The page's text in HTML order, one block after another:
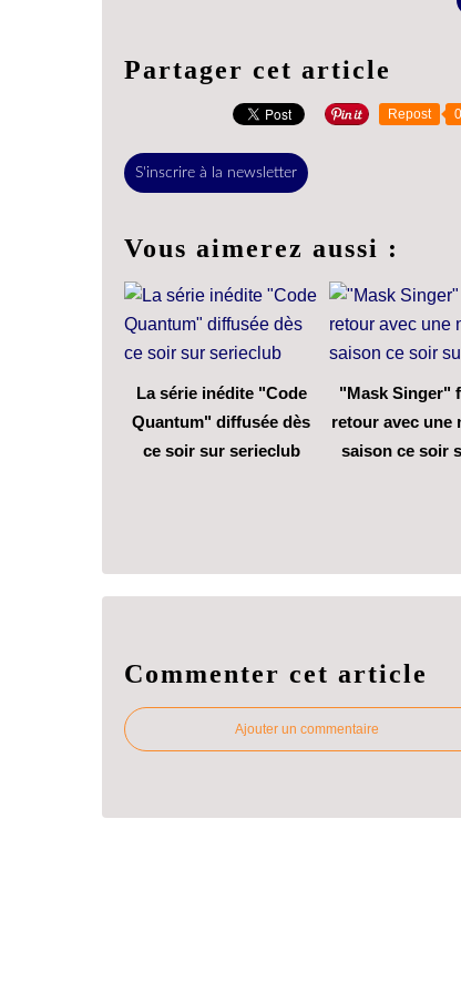
Partager cet article
Repost 0
S'inscrire à la newsletter
Vous aimerez aussi :
La série inédite "Code
Quantum" diffusée dès
ce soir sur serieclub
"Mask Singer"
retour avec une
saison ce soir
Commenter cet article
Ajouter un commentaire